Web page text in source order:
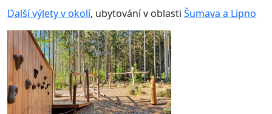
Další výlety v okolí, ubytování v oblasti Šumava a Lipno